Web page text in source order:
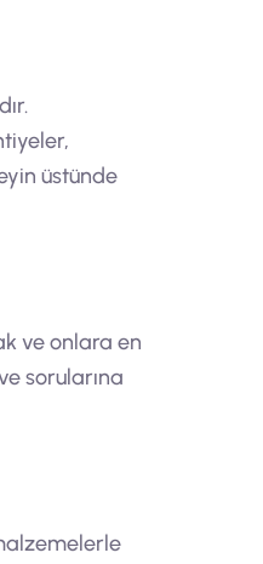
üstünde
ve onlara en
sorularına